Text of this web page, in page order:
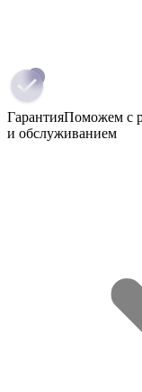
ГарантияПоможем с
и обслуживанием